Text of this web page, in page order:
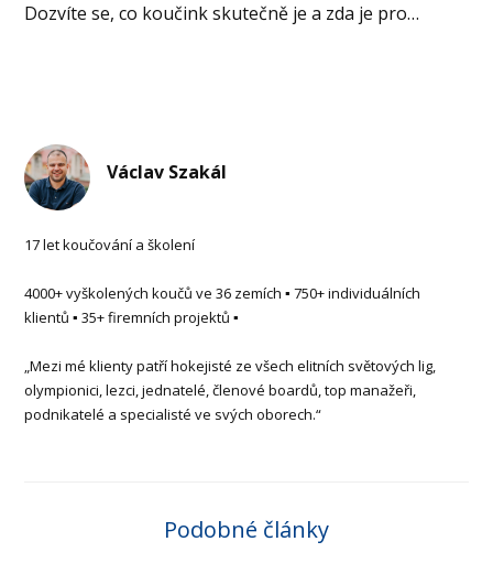
Dozvíte se, co koučink skutečně je a zda je pro…
Václav Szakál
17 let koučování a školení
4000+ vyškolených koučů ve 36 zemích ▪ 750+ individuálních
klientů ▪ 35+ firemních projektů ▪
„Mezi mé klienty patří hokejisté ze všech elitních světových lig,
olympionici, lezci, jednatelé, členové boardů, top manažeři,
podnikatelé a specialisté ve svých oborech.“
Podobné články